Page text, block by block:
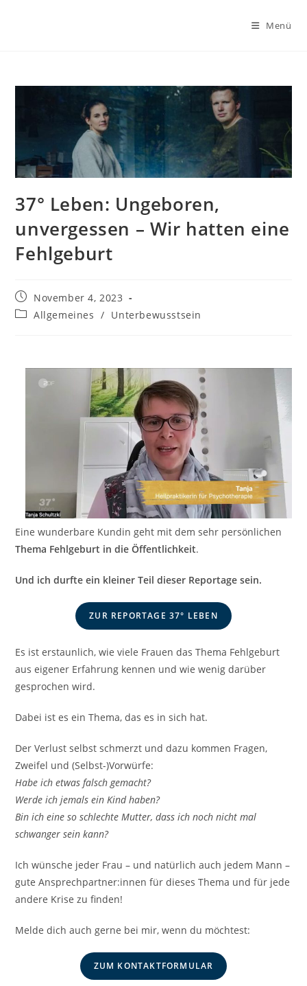
Menü
37° Leben: Ungeboren,
unvergessen – Wir hatten eine
Fehlgeburt
Beitrag
veröffentlicht:
November 4, 2023
Beitrags-
Allgemeines / Unterbewusstsein
Eine wunderbare Kundin geht mit dem sehr persönlichen
Thema Fehlgeburt in die Öffentlichkeit.
Und ich durfte ein kleiner Teil dieser Reportage sein.
ZUR REPORTAGE 37° LEBEN
Es ist erstaunlich, wie viele Frauen das Thema Fehlgeburt
aus eigener Erfahrung kennen und wie wenig darüber
gesprochen wird.
Dabei ist es ein Thema, das es in sich hat.
Der Verlust selbst schmerzt und dazu kommen Fragen,
Zweifel und (Selbst-)Vorwürfe:
Habe ich etwas falsch gemacht?
Werde ich jemals ein Kind haben?
Bin ich eine so schlechte Mutter, dass ich noch nicht mal
schwanger sein kann?
Ich wünsche jeder Frau – und natürlich auch jedem Mann –
gute Ansprechpartner:innen für dieses Thema und für jede
andere Krise zu finden!
Melde dich auch gerne bei mir, wenn du möchtest:
ZUM KONTAKTFORMULAR